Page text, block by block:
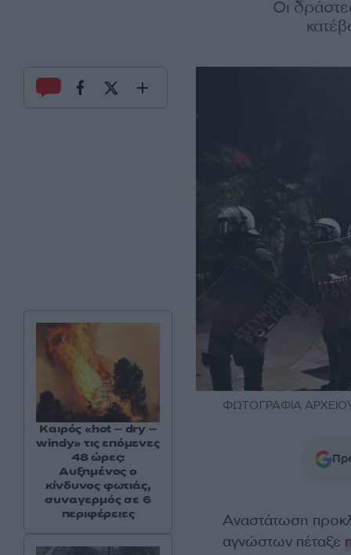
Οι
ΦΩΤΟΓΡΑΦΙΑ
Αναστάτωση
αγνώστων πέταξε
Καιρός «hot – dry –
windy» τις επόμενες
48 ώρες:
Αυξημένος ο
κίνδυνος φωτιάς,
συναγερμός σε 6
περιφέρειες